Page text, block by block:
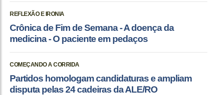
REFLEXÃO E IRONIA
Crônica de Fim de Semana - A doença da
medicina - O paciente em pedaços
COMEÇANDO A CORRIDA
Partidos homologam candidaturas e ampliam
disputa pelas 24 cadeiras da ALE/RO